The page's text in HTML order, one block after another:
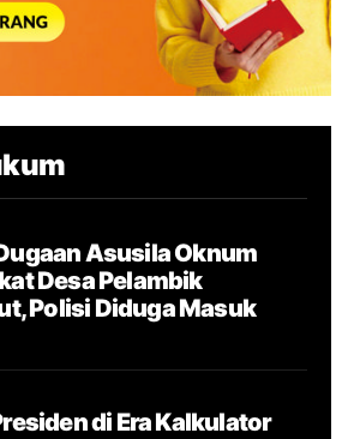
Asusila Oknum
Desa Pelambik
Polisi Diduga Masuk
di Era Kalkulator